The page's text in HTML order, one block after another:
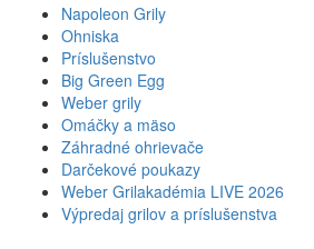
Napoleon Grily
Ohniska
Príslušenstvo
Big Green Egg
Weber grily
Omáčky a mäso
Záhradné ohrievače
Darčekové poukazy
Weber Grilakadémia LIVE 2026
Výpredaj grilov a príslušenstva